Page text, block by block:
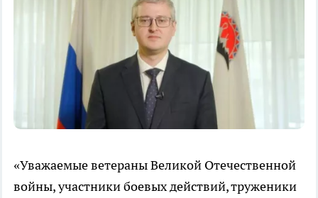
«Уважаемые ветераны Великой Отечественной
войны, участники боевых действий, труженики